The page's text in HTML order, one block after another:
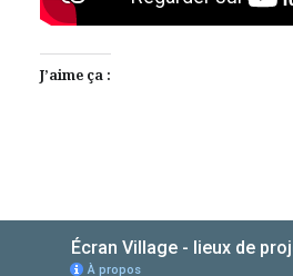
J’aime ça :
AlloCiné